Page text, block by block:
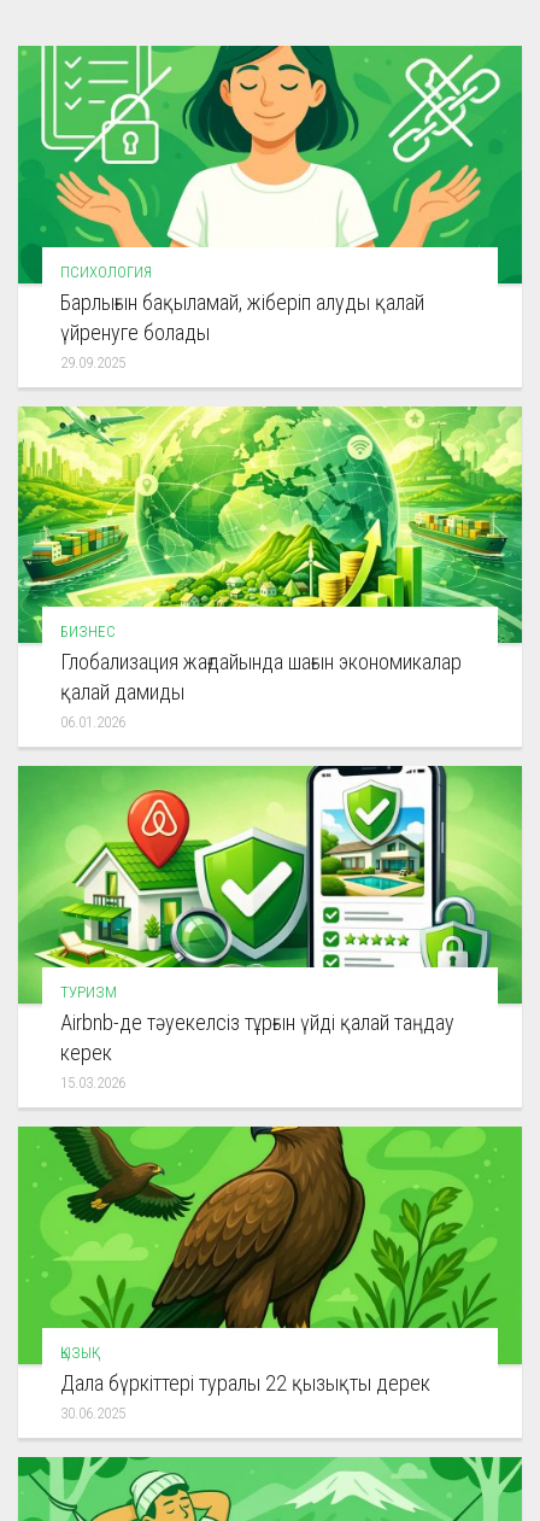
ПСИХОЛОГИЯ
Барлығын бақыламай, жіберіп алуды қалай
үйренуге болады
29.09.2025
БИЗНЕС
Глобализация жағдайында шағын экономикалар
қалай дамиды
06.01.2026
ТУРИЗМ
Airbnb-де тәуекелсіз тұрғын үйді қалай таңдау
керек
15.03.2026
ҚЫЗЫҚ
Дала бүркіттері туралы 22 қызықты дерек
30.06.2025